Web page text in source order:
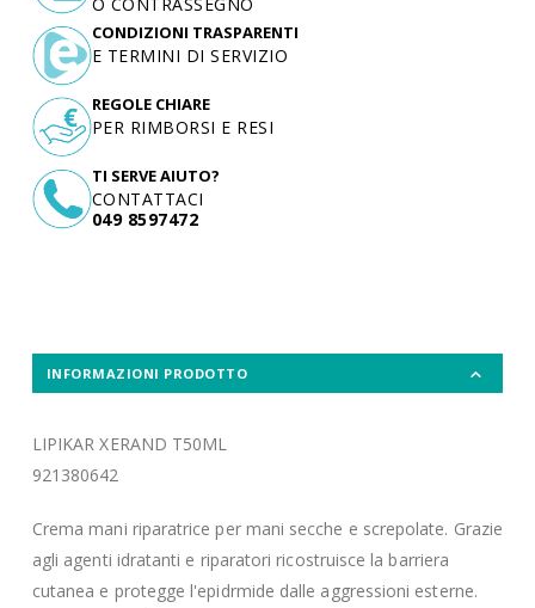
TI SERVE AIUTO?
CONTATTACI
049 8597472
O CONTRASSEGNO
CONDIZIONI TRASPARENTI
E TERMINI DI SERVIZIO
REGOLE CHIARE
PER RIMBORSI E RESI
INFORMAZIONI PRODOTTO
LIPIKAR XERAND T50ML
921380642
Crema mani riparatrice per mani secche e screpolate. Grazie
agli agenti idratanti e riparatori ricostruisce la barriera
cutanea e protegge l'epidrmide dalle aggressioni esterne.